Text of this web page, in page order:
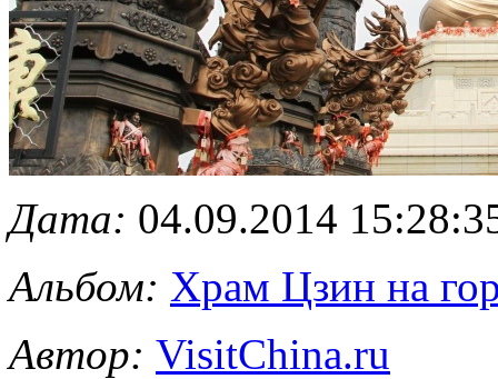
Дата: 04.09.2014
Альбом: Храм Цзин на
Автор: VisitChina.ru